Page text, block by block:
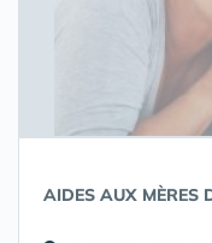
AIDES AUX MÈRES